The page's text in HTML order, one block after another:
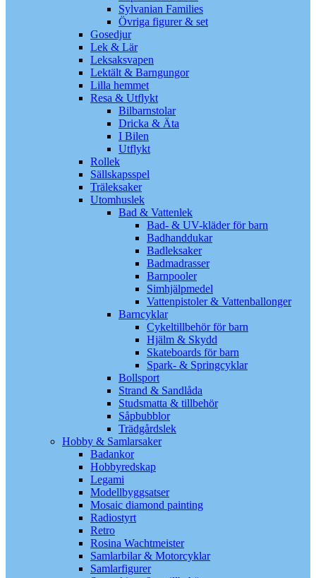
Sylvanian Families
Övriga figurer & set
Gosedjur
Lek & Lär
Leksaksvapen
Lektält & Barngungor
Lilla hemmet
Resa & Utflykt
Bilbarnstolar
Dricka & Äta
I Bilen
Utflykt
Rollek
Sällskapsspel
Träleksaker
Utomhuslek
Bad & Vattenlek
Bad- & UV-kläder för barn
Badhanddukar
Badleksaker
Badmadrasser
Barnpooler
Simhjälpmedel
Vattenpistoler & Vattenballonger
Barncyklar
Cykeltillbehör för barn
Hjälm & Skydd
Skateboards för barn
Spark- & Springcyklar
Bollsport
Strand & Sandlåda
Studsmatta & tillbehör
Såpbubblor
Trädgårdslek
Hobby & Samlarsaker
Badankor
Hobbyredskap
Legami
Modellbyggsatser
Mosaic diamond painting
Radiostyrt
Retro
Rosina Wachtmeister
Samlarbilar & Motorcyklar
Samlarfigurer